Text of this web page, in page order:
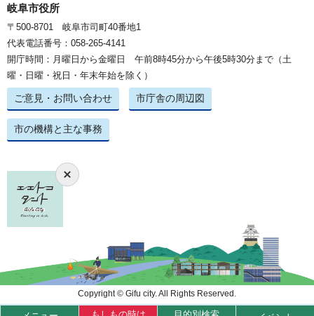
岐阜市役所
〒500-8701 岐阜市司町40番地1
代表電話番号：058-265-4141
開庁時間：月曜日から金曜日 午前8時45分から午後5時30分まで（土
曜・日曜・祝日・年末年始を除く）
ご意見・お問い合わせ 市庁舎の周辺図
市の機構と主な事務
Copyright © Gifu city. All Rights Reserved.